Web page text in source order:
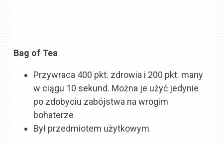
Bag of Tea
Przywraca 400 pkt. zdrowia i 200 pkt. many
w ciągu 10 sekund. Można je użyć jedynie
po zdobyciu zabójstwa na wrogim
bohaterze
Był przedmiotem użytkowym